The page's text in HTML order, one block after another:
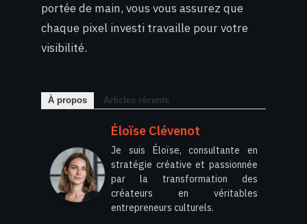
portée de main, vous vous assurez que
chaque pixel investi travaille pour votre
visibilité.
À propos Articles récents
Éloïse Clévenot
Je suis Éloïse, consultante en
stratégie créative et passionnée
par la transformation des
créateurs en véritables
entrepreneurs culturels.